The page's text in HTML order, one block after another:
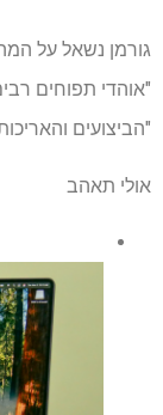
"אוהדי תפוחים
"הביצועים
אולי תאהב